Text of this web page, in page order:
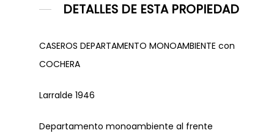
DETALLES DE ESTA PROPIEDAD
CASEROS DEPARTAMENTO MONOAMBIENTE con
COCHERA
Larralde 1946
Departamento monoambiente al frente